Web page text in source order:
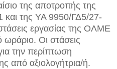
της αποτροπής της
και της ΥΑ 9950/ΓΔ5/27-
εργασίας της ΟΛΜΕ
ωράριο. Οι στάσεις
την περίπτωση
από αξιολογήτρια/ή.